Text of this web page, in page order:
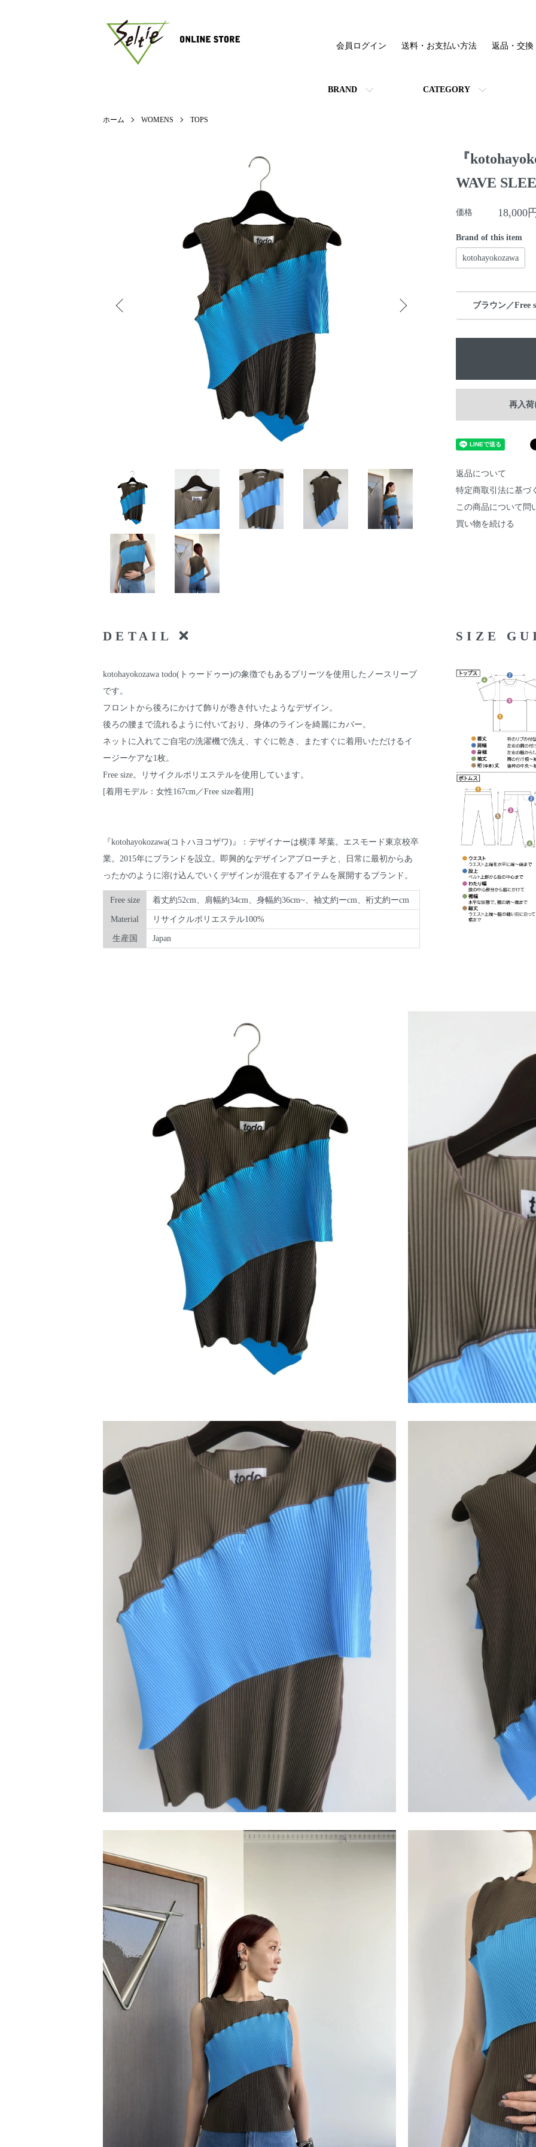
BRAND CATEGORY
会員ログイン 送料・お支払い方法 返品・交換
ホーム WOMENS TOPS
『
WAVE
価格 18,000
Brand of this item
kotohayokozawa
ブラウン／Free
再入
返品について
特定商取引法に基づ
この商品について問
買い物を続ける
DETAIL
kotohayokozawa todo(トゥードゥー)の象徴でもあるプリーツを使用したノースリーブ
です。
フロントから後ろにかけて飾りが巻き付いたようなデザイン。
後ろの腰まで流れるように付いており、身体のラインを綺麗にカバー。
ネットに入れてご自宅の洗濯機で洗え、すぐに乾き、またすぐに着用いただけるイ
ージーケアな1枚。
Free size。リサイクルポリエステルを使用しています。
[着用モデル：女性167cm／Free size着用]
『kotohayokozawa(コトハヨコザワ)』：デザイナーは横澤 琴葉。エスモード東京校卒
業。2015年にブランドを設立。即興的なデザインアプローチと、日常に最初からあ
ったかのように溶け込んでいくデザインが混在するアイテムを展開するブランド。
Free size 着丈約52cm、肩幅約34cm、身幅約36cm~、袖丈約ーcm、裄丈約ーcm
Material リサイクルポリエステル100%
生産国 Japan
SIZE